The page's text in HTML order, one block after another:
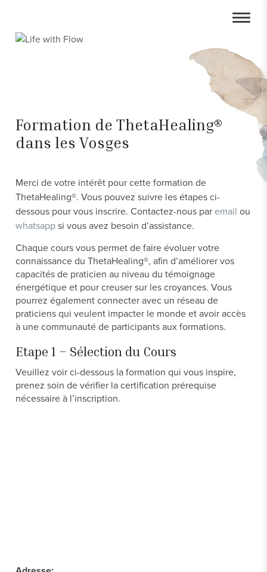
Formation de ThetaHealing®
dans les Vosges
Merci de votre intérêt pour cette formation de
ThetaHealing®. Vous pouvez suivre les étapes ci-
dessous pour vous inscrire. Contactez-nous par email ou
whatsapp si vous avez besoin d’assistance.
Chaque cours vous permet de faire évoluer votre
connaissance du ThetaHealing®, afin d’améliorer vos
capacités de praticien au niveau du témoignage
énergétique et pour creuser sur les croyances. Vous
pourrez également connecter avec un réseau de
praticiens qui veulent impacter le monde et avoir accès
à une communauté de participants aux formations.
Etape 1 – Sélection du Cours
Veuillez voir ci-dessous la formation qui vous inspire,
prenez soin de vérifier la certification prérequise
nécessaire à l’inscription.